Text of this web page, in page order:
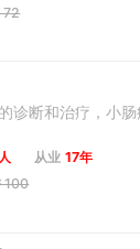
72
诊断和治疗，小
从业 17年
100